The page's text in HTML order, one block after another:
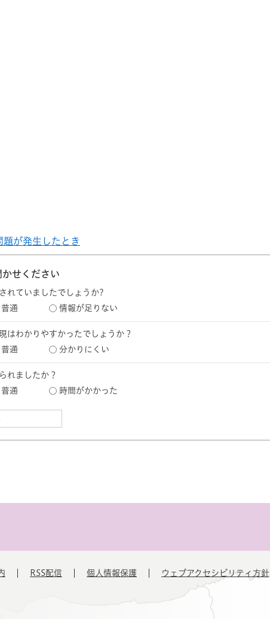
が発生したとき
せください
れていましたでしょうか?
普通 情報が足りない
はわかりやすかったでしょうか？
普通 分かりにくい
れましたか？
普通 時間がかかった
RSS配信 個人情報保護 ウェブアクセシビリティ方針